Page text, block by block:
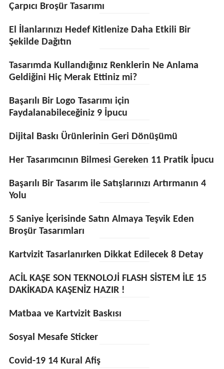
Çarpıcı Broşür Tasarımı
El İlanlarınızı Hedef Kitlenize Daha Etkili Bir
Şekilde Dağıtın
Tasarımda Kullandığınız Renklerin Ne Anlama
Geldiğini Hiç Merak Ettiniz mi?
Başarılı Bir Logo Tasarımı için
Faydalanabileceğiniz 9 İpucu
Dijital Baskı Ürünlerinin Geri Dönüşümü
Her Tasarımcının Bilmesi Gereken 11 Pratik İpucu
Başarılı Bir Tasarım ile Satışlarınızı Artırmanın 4
Yolu
5 Saniye İçerisinde Satın Almaya Teşvik Eden
Broşür Tasarımları
Kartvizit Tasarlanırken Dikkat Edilecek 8 Detay
ACİL KAŞE SON TEKNOLOJİ FLASH SİSTEM İLE 15
DAKİKADA KAŞENİZ HAZIR !
Matbaa ve Kartvizit Baskısı
Sosyal Mesafe Sticker
Covid-19 14 Kural Afiş